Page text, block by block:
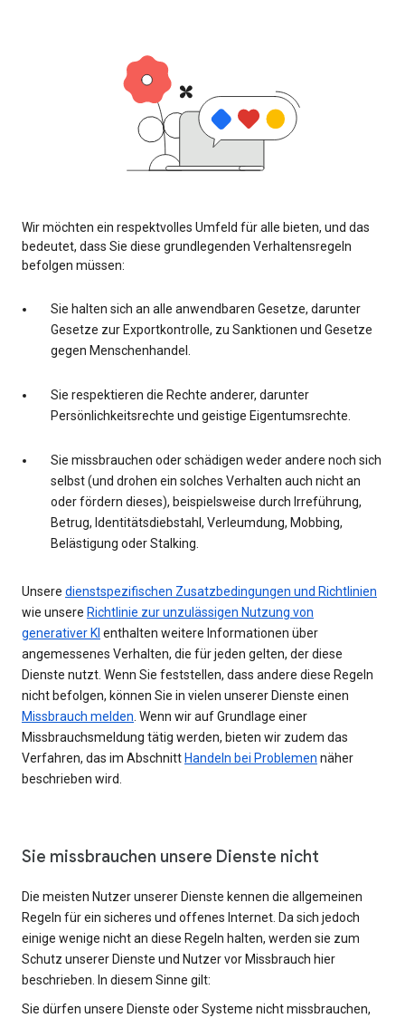
Wir möchten ein respektvolles Umfeld für alle bieten, und das
bedeutet, dass Sie diese grundlegenden Verhaltensregeln
befolgen müssen:
Sie halten sich an alle anwendbaren Gesetze, darunter
Gesetze zur Exportkontrolle, zu Sanktionen und Gesetze
gegen Menschenhandel.
Sie respektieren die Rechte anderer, darunter
Persönlichkeitsrechte und geistige Eigentumsrechte.
Sie missbrauchen oder schädigen weder andere noch sich
selbst (und drohen ein solches Verhalten auch nicht an
oder fördern dieses), beispielsweise durch Irreführung,
Betrug, Identitätsdiebstahl, Verleumdung, Mobbing,
Belästigung oder Stalking.
Unsere dienstspezifischen Zusatzbedingungen und Richtlinien
wie unsere Richtlinie zur unzulässigen Nutzung von
generativer KI enthalten weitere Informationen über
angemessenes Verhalten, die für jeden gelten, der diese
Dienste nutzt. Wenn Sie feststellen, dass andere diese Regeln
nicht befolgen, können Sie in vielen unserer Dienste einen
Missbrauch melden. Wenn wir auf Grundlage einer
Missbrauchsmeldung tätig werden, bieten wir zudem das
Verfahren, das im Abschnitt Handeln bei Problemen näher
beschrieben wird.
Sie missbrauchen unsere Dienste nicht
Die meisten Nutzer unserer Dienste kennen die allgemeinen
Regeln für ein sicheres und offenes Internet. Da sich jedoch
einige wenige nicht an diese Regeln halten, werden sie zum
Schutz unserer Dienste und Nutzer vor Missbrauch hier
beschrieben. In diesem Sinne gilt:
Sie dürfen unsere Dienste oder Systeme nicht missbrauchen,